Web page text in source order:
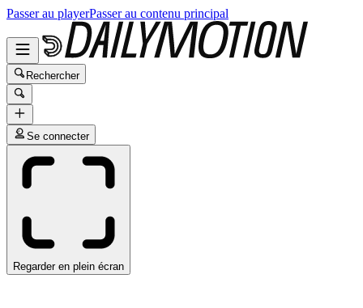
Passer au playerPasser au contenu principal
Rechercher
Se connecter
Regarder en plein écran